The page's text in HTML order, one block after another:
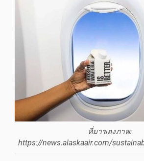
ที่มาของภาพ:
https://news.alaskaair.com/